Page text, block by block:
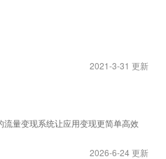
2021-3-31 更新
量变现系统让应用变现更简单高效
2026-6-24 更新